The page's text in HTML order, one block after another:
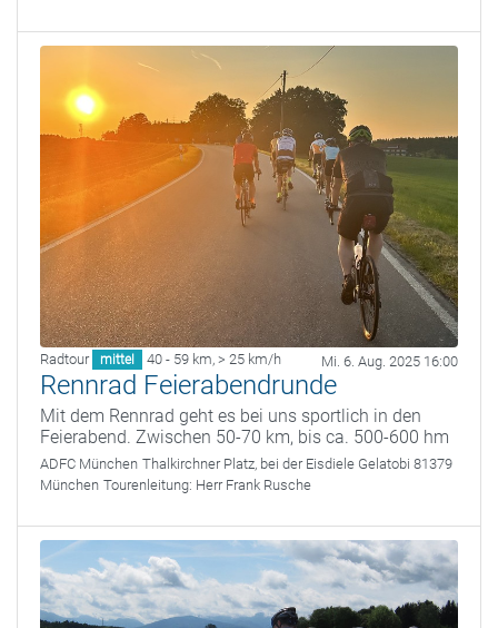
Radtour mittel 40 - 59 km, > 25 km/h Mi. 6. Aug. 2025 16:00
Rennrad Feierabendrunde
Mit dem Rennrad geht es bei uns sportlich in den
Feierabend. Zwischen 50-70 km, bis ca. 500-600 hm
ADFC München Thalkirchner Platz, bei der Eisdiele Gelatobi 81379
München Tourenleitung: Herr Frank Rusche